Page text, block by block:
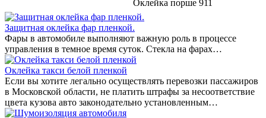
Оклейка порше 911
Защитная оклейка фар пленкой.
Фары в автомобиле выполняют важную роль в процессе
управления в темное время суток. Стекла на фарах…
Оклейка такси белой пленкой
Если вы хотите легально осуществлять перевозки пассажиров
в Московской области, не платить штрафы за несоответствие
цвета кузова авто законодательно установленным…